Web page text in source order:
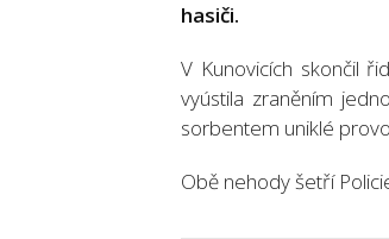
hasiči.
V Kunovicích skončil
vyústila zraněním
sorbentem uniklé
Obě nehody šetří